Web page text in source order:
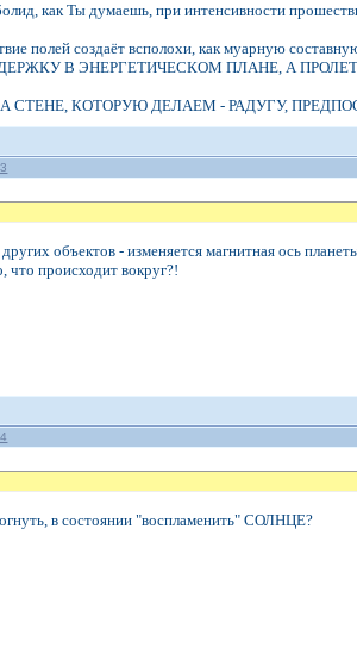
как Ты думаешь, при интенсивности
полей создаёт всполохи, как муарную
В ЭНЕРГЕТИЧЕСКОМ ПЛАНЕ, А
СТЕНЕ, КОТОРУЮ ДЕЛАЕМ - РАДУГУ,
объектов - изменяется магнитная ось
что происходит вокруг?!
в состоянии "воспламенить" СОЛНЦЕ?